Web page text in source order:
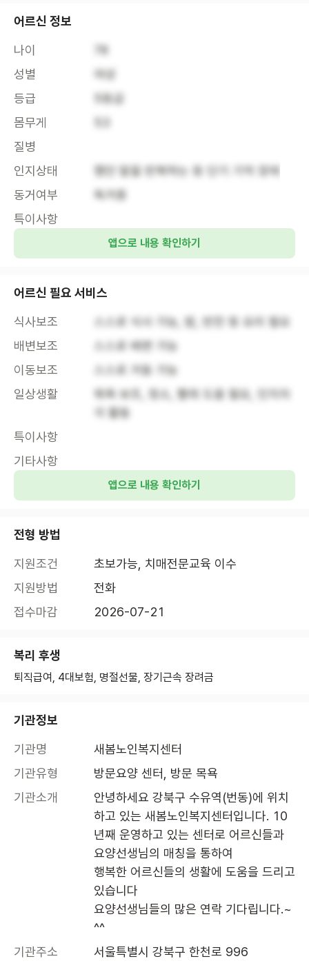
어르신 정보
나이
78
성별
여성
등급
5등급
몸무게
질병
인지상태
했던 말을 반복하는 등 단기 기억 장애
동거여부
독거중
특이사항
앱으로 내용 확인하기
어르신 필요 서비스
식사보조
스스로 식사 가능, 밥, 반찬 등 요리 필요
배변보조
스스로 배변 가능
이동보조
스스로 거동 가능
일상생활
목욕 보조, 청소, 빨래 도움 필요, 인지자
극 활동
특이사항
기타사항
앱으로 내용 확인하기
전형 방법
지원조건
초보가능, 치매전문교육 이수
지원방법
전화
접수마감
2026-07-21
복리 후생
퇴직급여, 4대보험, 명절선물, 장기근속 장려금
기관정보
기관명
새봄노인복지센터
기관유형
방문요양 센터, 방문 목욕
기관소개
안녕하세요 강북구 수유역(번동)에 위치
하고 있는 새봄노인복지센터입니다. 10
년째 운영하고 있는 센터로 어르신들과
요양선생님의 매칭을 통하여
행복한 어르신들의 생활에 도움을 드리고
있습니다
요양선생님들의 많은 연락 기다립니다.~
^^
기관주소
서울특별시 강북구 한천로 996